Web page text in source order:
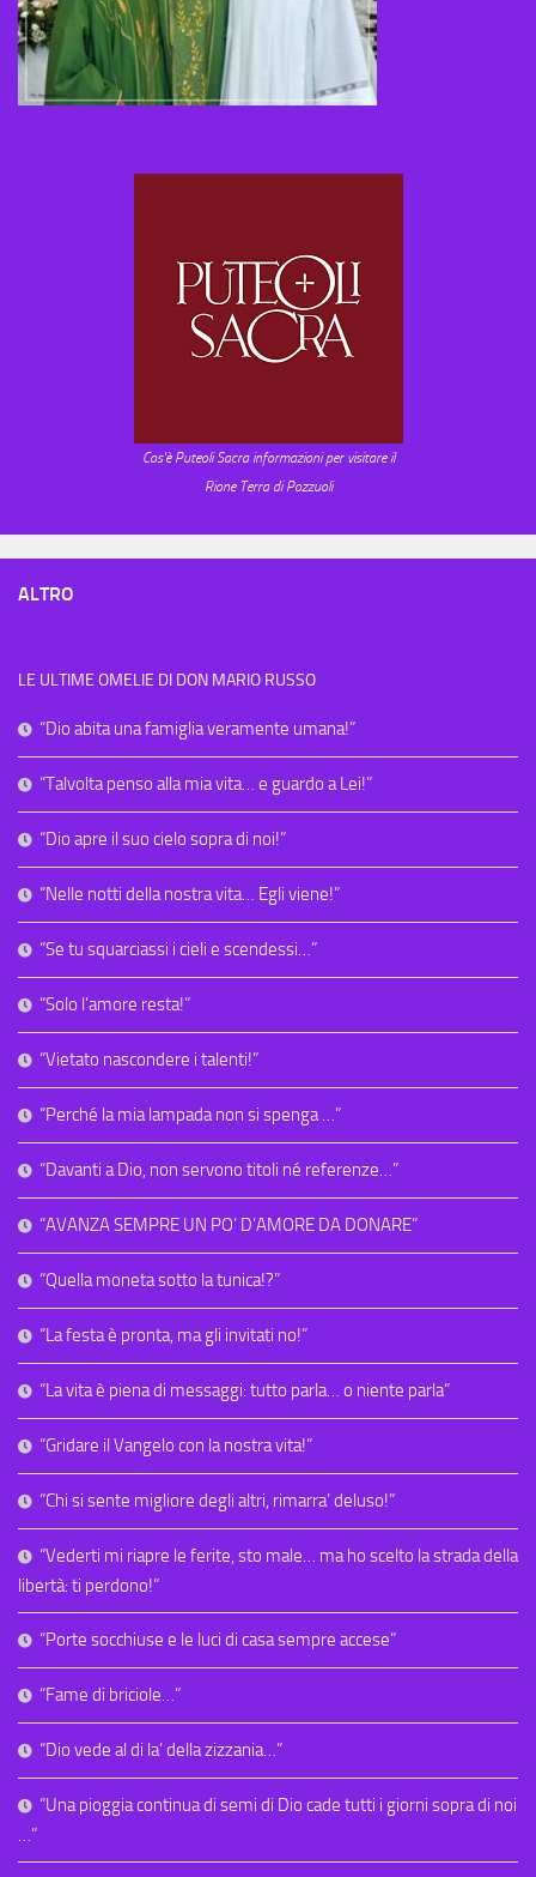
Cos'è Puteoli Sacra informazioni per visitare il
Rione Terra di Pozzuoli
ALTRO
LE ULTIME OMELIE DI DON MARIO RUSSO
“Dio abita una famiglia veramente umana!”
“Talvolta penso alla mia vita… e guardo a Lei!”
“Dio apre il suo cielo sopra di noi!”
“Nelle notti della nostra vita… Egli viene!”
“Se tu squarciassi i cieli e scendessi…”
“Solo l’amore resta!”
“Vietato nascondere i talenti!”
“Perché la mia lampada non si spenga …”
“Davanti a Dio, non servono titoli né referenze…”
“AVANZA SEMPRE UN PO’ D’AMORE DA DONARE”
“Quella moneta sotto la tunica!?”
“La festa è pronta, ma gli invitati no!”
“La vita è piena di messaggi: tutto parla… o niente parla”
“Gridare il Vangelo con la nostra vita!”
“Chi si sente migliore degli altri, rimarra’ deluso!”
“Vederti mi riapre le ferite, sto male… ma ho scelto la strada della
libertà: ti perdono!”
“Porte socchiuse e le luci di casa sempre accese”
“Fame di briciole…”
“Dio vede al di la’ della zizzania…”
“Una pioggia continua di semi di Dio cade tutti i giorni sopra di noi
…”